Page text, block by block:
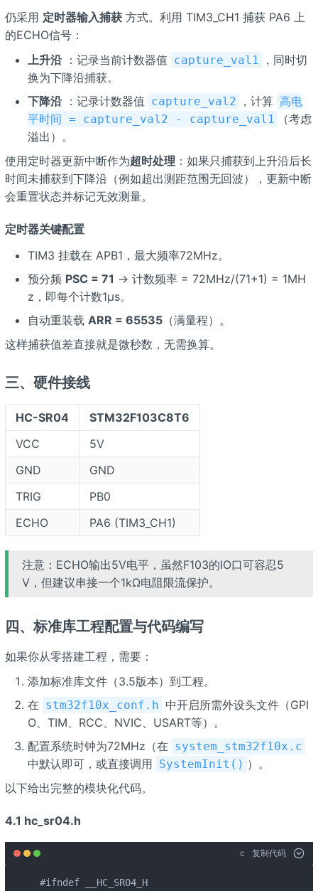
仍采用 定时器输入捕获方式。利用 TIM3_CH1 捕获 PA6 上
的ECHO信号：
上升沿：记录当前计数器值 capture_val1
，同时切
换为下降沿捕获。
下降沿：记录计数器值 capture_val2 ，计算 高电
平时间 = capture_val2 - capture_val1
（考虑
溢出）。
使用定时器更新中断作为超时处理 ：如果只捕获到上升沿后长
时间未捕获到下降沿（例如超出测距范围无回波），更新中断
会重置状态并标记无效测量。
定时器关键配置
TIM3 挂载在 APB1，最大频率72MHz。
预分频 PSC = 71 → 计数频率 = 72MHz/(71+1) = 1MH
z，即每个计数1μs。
自动重装载 ARR = 65535（满量程）。
这样捕获值差直接就是微秒数，无需换算。
三、硬件接线
HC-SR04
STM32F103C8T6
VCC
5V
GND
GND
TRIG
PB0
ECHO
PA6 (TIM3_CH1)
注意：ECHO输出5V电平，虽然F103的IO口可容忍5
V，但建议串接一个1kΩ电阻限流保护。
四、标准库工程配置与代码编写
如果你从零搭建工程，需要：
添加标准库文件（3.5版本）到工程。
在 stm32f10x_conf.h 中开启所需外设头文件（GPI
O、TIM、RCC、NVIC、USART等）。
配置系统时钟为72MHz（在 system_stm32f10x.c
中默认即可，或直接调用 SystemInit() ）。
以下给出完整的模块化代码。
4.1 hc_sr04.h
c 复制代码
#ifndef __HC_SR04_H